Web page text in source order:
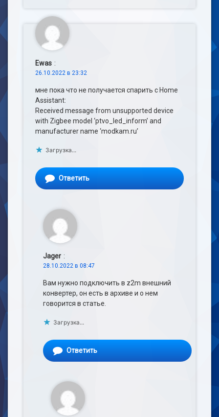
Ewas :
26.10.2022 в 23:32
мне пока что не получается спарить с Home
Assistant:
Received message from unsupported device
with Zigbee model ‘ptvo_led_inform’ and
manufacturer name ‘modkam.ru’
Загрузка...
Ответить
Jager :
28.10.2022 в 08:47
Вам нужно подключить в z2m внешний
конвертер, он есть в архиве и о нем
говорится в статье.
Загрузка...
Ответить